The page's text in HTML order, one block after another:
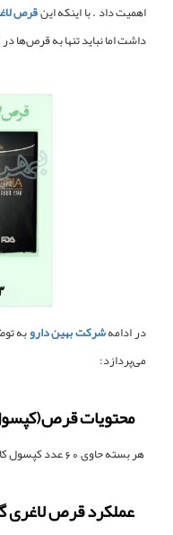
اهمیت داد . با اینکه اینقرص
داشت اما نباید تنها به قرص‌ها
در ادامهشرکت بهین داروبه
می‌پردازد:
محتویات
هر بسته حاوی 60 عدد کپسول کاملا گیاهی می باشد.
عملکرد قرص لاغری